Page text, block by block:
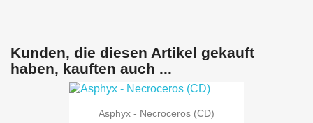
Kunden, die diesen Artikel gekauft
haben, kauften auch ...
Asphyx - Necroceros (CD)